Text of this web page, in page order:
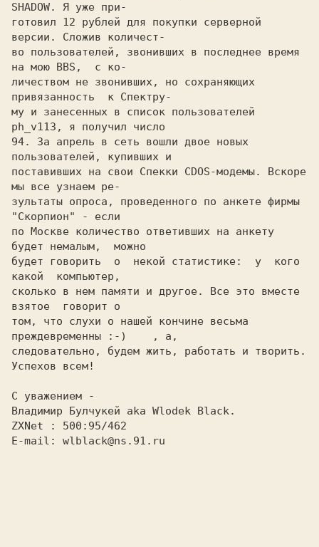
SHADOW. Я уже при-
готовил 12 рублей для покупки серверной
версии. Сложив количест-
во пользователей, звонивших в последнее время
на мою BBS,  с ко-
личеством не звонивших, но сохраняющих
привязанность  к Спектру-
му и занесенных в список пользователей
ph_v113, я получил число
94. За апрель в сеть вошли двое новых
пользователей, купивших и
поставивших на свои Спекки CDOS-модемы. Вскоре
мы все узнаем ре-
зультаты опроса, проведенного по анкете фирмы
"Скорпион" - если
по Москве количество ответивших на анкету
будет немалым,  можно
будет говорить  о  некой статистике:  у  кого
какой  компьютер,
сколько в нем памяти и другое. Все это вместе
взятое  говорит о
том, что слухи о нашей кончине весьма
преждевременны
:-)
, а,
следовательно, будем жить, работать и творить.
Успехов всем!
ZXNet : 500:95/462